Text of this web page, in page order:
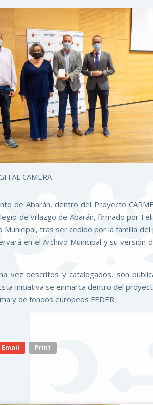
CAMERA
de Abarán, dentro del Proyecto
de Villazgo de Abarán, firmado por
Municipal, tras ser cedido por la familia
en el Archivo Municipal y su versión
vez descritos y catalogados, son
iniciativa se enmarca dentro del
y de fondos europeos FEDER.
Email Print